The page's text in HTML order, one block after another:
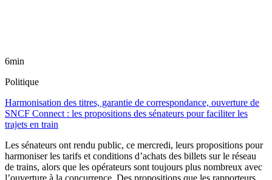
6min
Politique
Harmonisation des titres, garantie de correspondance, ouverture de
SNCF Connect : les propositions des sénateurs pour faciliter les
trajets en train
Les sénateurs ont rendu public, ce mercredi, leurs propositions pour
harmoniser les tarifs et conditions d’achats des billets sur le réseau
de trains, alors que les opérateurs sont toujours plus nombreux avec